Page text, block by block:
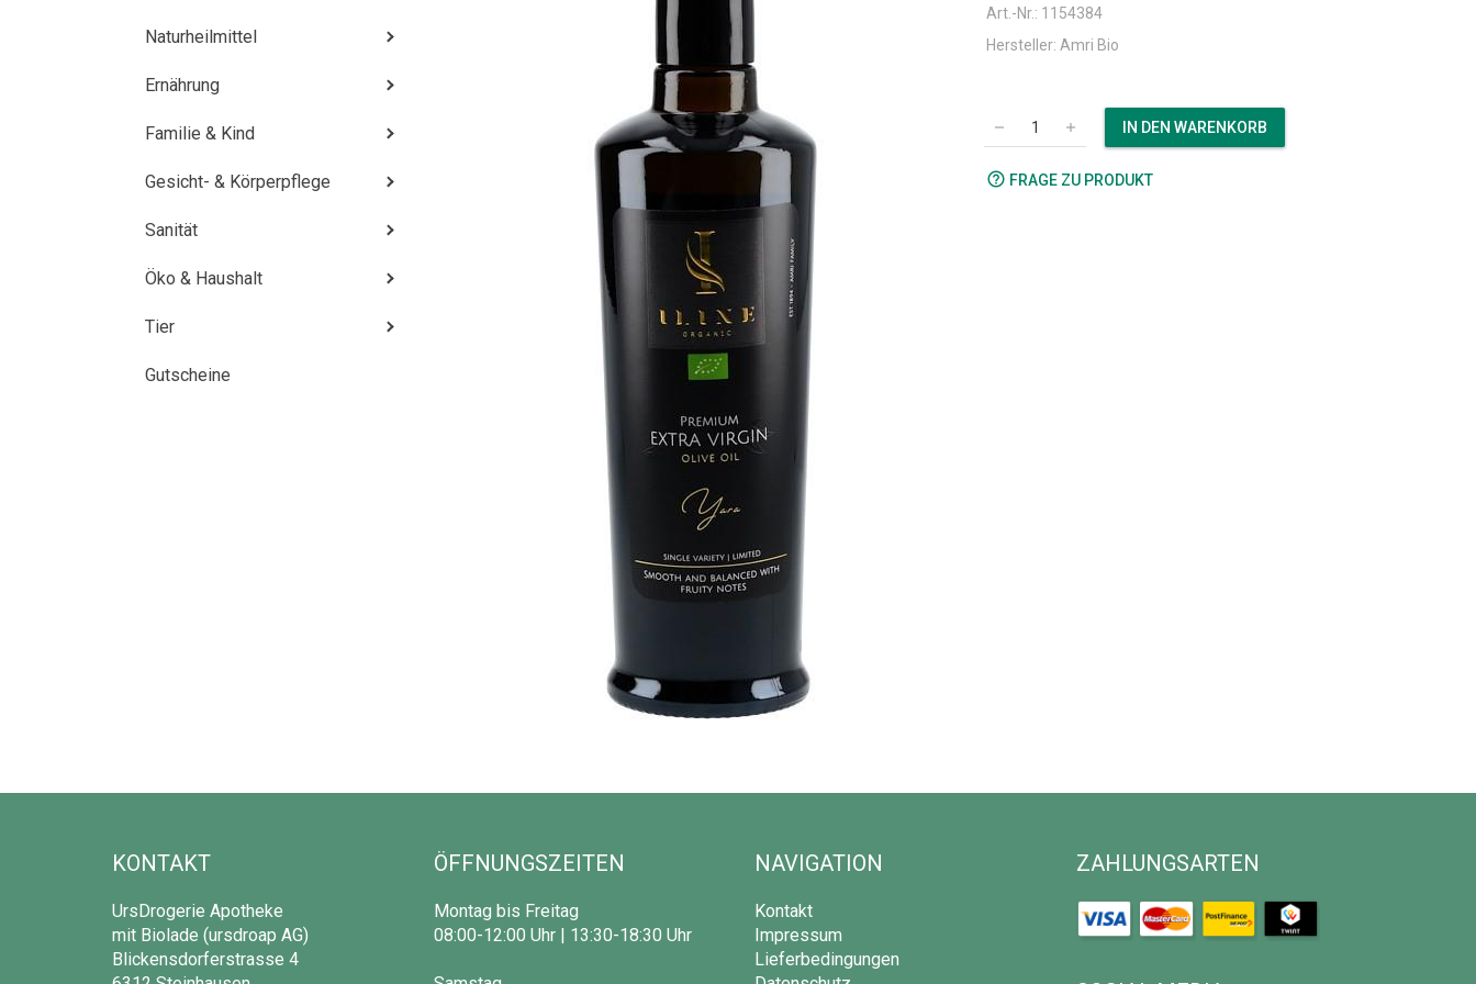
Naturheilmittel
Ernährung
Familie & Kind
Gesicht- & Körperpflege
Sanität
Öko & Haushalt
Tier
Gutscheine
Art.-Nr.: 1154384
Hersteller: Amri Bio
remove add IN DEN WARENKORB
help_outline FRAGE ZU PRODUKT
KONTAKT
UrsDrogerie Apotheke
mit Biolade (ursdroap AG)
Blickensdorferstrasse 4
ÖFFNUNGSZEITEN
Montag bis Freitag
08:00-12:00 Uhr | 13:30-18:30 Uhr
NAVIGATION
Kontakt
Impressum
Lieferbedingungen
ZAHLUNGSARTEN